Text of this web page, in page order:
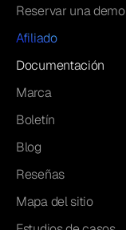
Reservar una demo
Afiliado
Documentación
Marca
Boletín
Blog
Reseñas
Mapa del sitio